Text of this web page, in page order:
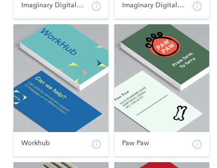
Imaginary Digital - Po... Imaginary Digital - La...
Workhub Paw Paw